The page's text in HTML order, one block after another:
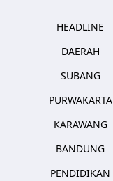
HEADLINE
DAERAH
SUBANG
PURWAKARTA
KARAWANG
BANDUNG
PENDIDIKAN